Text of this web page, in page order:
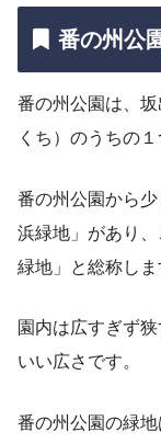
番の州公
番の州公園は、
くち）のうちの
番の州公園から
浜緑地」があり
緑地」と総称しま
園内は広すぎず
いい広さです。
番の州公園の緑